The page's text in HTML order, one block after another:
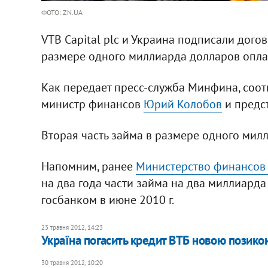
ФОТО: ZN.UA
VTB Capital plc и Украина подписали
размере одного миллиарда долларов
Как передает пресс-служба Минфина,
министр финансов Юрий Колобов и
Вторая часть займа в размере одного
Напомним, ранее Министерство
на два года части займа на два
госбанком в июне 2010 г.
23 травня 2012, 14:23
Україна погасить кредит ВТБ новою
30 травня 2012, 10:20